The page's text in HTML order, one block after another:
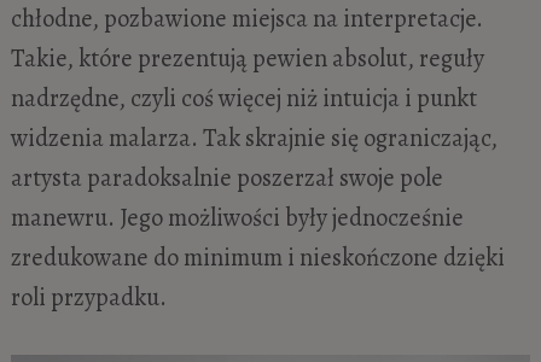
chłodne, pozbawione miejsca na interpretacje.
Takie, które prezentują pewien absolut, reguły
nadrzędne, czyli coś więcej niż intuicja i punkt
widzenia malarza. Tak skrajnie się ograniczając,
artysta paradoksalnie poszerzał swoje pole
manewru. Jego możliwości były jednocześnie
zredukowane do minimum i nieskończone dzięki
roli przypadku.